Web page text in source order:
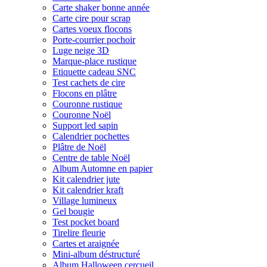
Carte shaker bonne année
Carte cire pour scrap
Cartes voeux flocons
Porte-courrier pochoir
Luge neige 3D
Marque-place rustique
Etiquette cadeau SNC
Test cachets de cire
Flocons en plâtre
Couronne rustique
Couronne Noël
Support led sapin
Calendrier pochettes
Plâtre de Noël
Centre de table Noël
Album Automne en papier
Kit calendrier jute
Kit calendrier kraft
Village lumineux
Gel bougie
Test pocket board
Tirelire fleurie
Cartes et araignée
Mini-album déstructuré
Album Halloween cercueil